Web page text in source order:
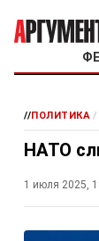
//ПОЛИТИКА /
НАТО
1 июля 2025,